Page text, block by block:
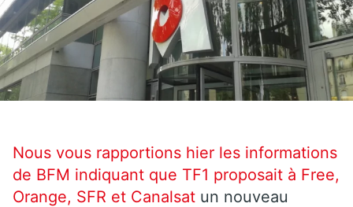
Nous vous rapportions hier les informations
de BFM indiquant que TF1 proposait à Free,
Orange, SFR et Canalsat un nouveau